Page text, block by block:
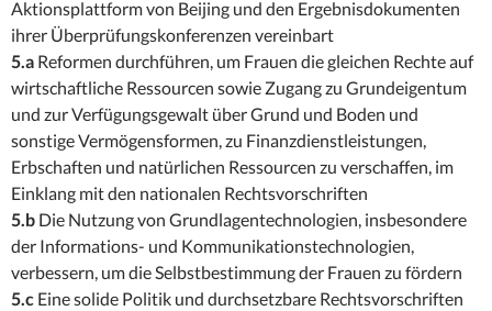
Aktionsplattform von Beijing und den Ergebnisdokumenten
ihrer Überprüfungskonferenzen vereinbart
5.a Reformen durchführen, um Frauen die gleichen Rechte auf
wirtschaftliche Ressourcen sowie Zugang zu Grundeigentum
und zur Verfügungsgewalt über Grund und Boden und
sonstige Vermögensformen, zu Finanzdienstleistungen,
Erbschaften und natürlichen Ressourcen zu verschaffen, im
Einklang mit den nationalen Rechtsvorschriften
5.b Die Nutzung von Grundlagentechnologien, insbesondere
der Informations- und Kommunikationstechnologien,
verbessern, um die Selbstbestimmung der Frauen zu fördern
5.c Eine solide Politik und durchsetzbare Rechtsvorschriften